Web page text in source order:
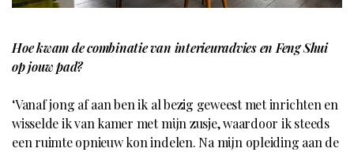
Hoe kwam de combinatie van interieuradvies en Feng Shui
op jouw pad?
‘Vanaf jong af aan ben ik al bezig geweest met inrichten en
wisselde ik van kamer met mijn zusje, waardoor ik steeds
een ruimte opnieuw kon indelen. Na mijn opleiding aan de